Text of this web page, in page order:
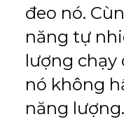
đeo nó.
năng tự
lượng chạy
nó không
năng